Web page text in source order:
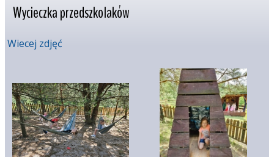
Wycieczka przedszkolaków
Wiecej zdjęć